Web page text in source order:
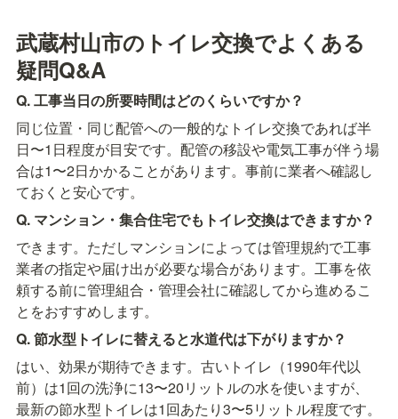
武蔵村山市のトイレ交換でよくある
疑問Q&A
Q. 工事当日の所要時間はどのくらいですか？
同じ位置・同じ配管への一般的なトイレ交換であれば半
日〜1日程度が目安です。配管の移設や電気工事が伴う場
合は1〜2日かかることがあります。事前に業者へ確認し
ておくと安心です。
Q. マンション・集合住宅でもトイレ交換はできますか？
できます。ただしマンションによっては管理規約で工事
業者の指定や届け出が必要な場合があります。工事を依
頼する前に管理組合・管理会社に確認してから進めるこ
とをおすすめします。
Q. 節水型トイレに替えると水道代は下がりますか？
はい、効果が期待できます。古いトイレ（1990年代以
前）は1回の洗浄に13〜20リットルの水を使いますが、
最新の節水型トイレは1回あたり3〜5リットル程度です。